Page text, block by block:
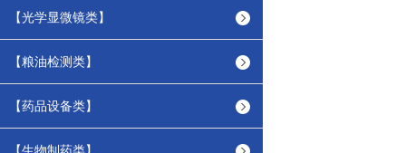
【光学显微镜类】
【粮油检测类】
【药品设备类】